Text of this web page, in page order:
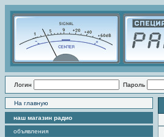
Логин Пароль
На главную
наш магазин радио
объявления